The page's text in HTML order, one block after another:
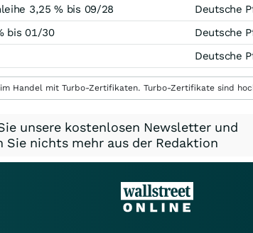
3,25 % bis 09/28 Deutsche
bis 01/30 Deutsche
Deutsche
Handel mit Turbo-Zertifikaten. Turbo-Zertifikate sind
unsere kostenlosen Newsletter und
Sie nichts mehr aus der Redaktion